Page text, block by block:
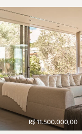
R$ 11.500.000,00